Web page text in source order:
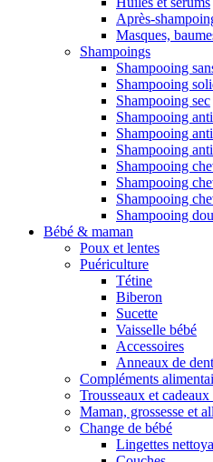
Après-
Masques,
Shampoings
Shampooing
Shampooing
Shampooing sec
Shampooing
Shampooing
Shampooing
Shampooing
Shampooing
Shampooing
Shampooing
Bébé & maman
Poux et lentes
Puériculture
Tétine
Biberon
Sucette
Vaisselle bébé
Accessoires
Anneaux de
Compléments
Trousseaux et cadeaux
Maman, grossesse et
Change de bébé
Lingettes